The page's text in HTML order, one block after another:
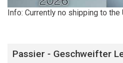
Info: Currently no shipping to the
Passier - Geschweifter